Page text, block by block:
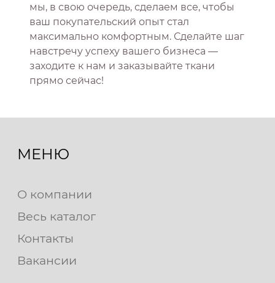
мы, в свою очередь, сделаем все, чтобы
ваш покупательский опыт стал
максимально комфортным. Сделайте шаг
навстречу успеху вашего бизнеса —
заходите к нам и заказывайте ткани
прямо сейчас!
МЕНЮ
О компании
Весь каталог
Контакты
Вакансии